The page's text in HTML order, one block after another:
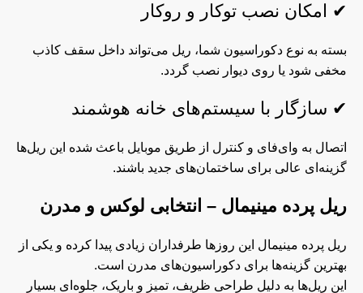
✔ امکان نصب توکار و روکار
بسته به نوع دکوراسیون شما، ریل می‌تواند داخل سقف کاذب
مخفی شود یا روی دیوار نصب گردد.
✔ سازگار با سیستم‌های خانه هوشمند
اتصال به وای‌فای و کنترل از طریق موبایل باعث شده این ریل‌ها
گزینه‌ای عالی برای ساختمان‌های جدید باشند.
ریل پرده مینیمال – انتخابی لوکس و مدرن
ریل پرده مینیمال این روزها طرفداران زیادی پیدا کرده و یکی از
بهترین گزینه‌ها برای دکوراسیون‌های مدرن است.
این ریل‌ها به دلیل طراحی ظریف، تمیز و باریک، جلوه‌ای بسیار